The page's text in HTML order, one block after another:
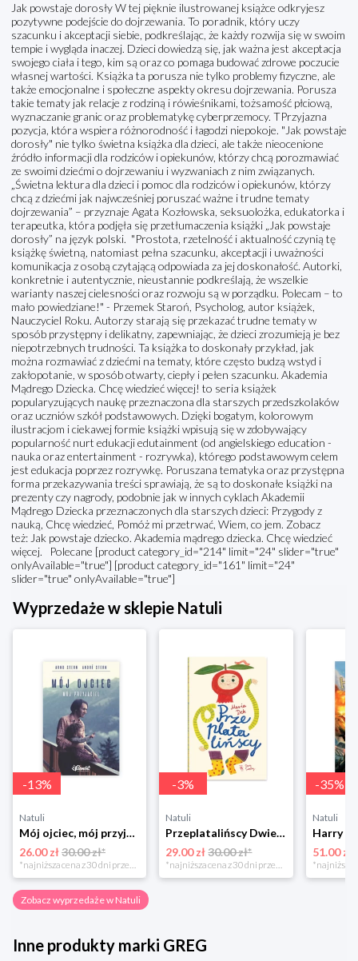
Jak powstaje dorosły W tej pięknie ilustrowanej książce odkryjesz
pozytywne podejście do dojrzewania. To poradnik, który uczy
szacunku i akceptacji siebie, podkreślając, że każdy rozwija się w swoim
tempie i wygląda inaczej. Dzieci dowiedzą się, jak ważna jest akceptacja
swojego ciała i tego, kim są oraz co pomaga budować zdrowe poczucie
własnej wartości. Książka ta porusza nie tylko problemy fizyczne, ale
także emocjonalne i społeczne aspekty okresu dojrzewania. Porusza
takie tematy jak relacje z rodziną i rówieśnikami, tożsamość płciową,
wyznaczanie granic oraz problematykę cyberprzemocy. TPrzyjazna
pozycja, która wspiera różnorodność i łagodzi niepokoje. "Jak powstaje
dorosły" nie tylko świetna książka dla dzieci, ale także nieocenione
źródło informacji dla rodziców i opiekunów, którzy chcą porozmawiać
ze swoimi dziećmi o dojrzewaniu i wyzwaniach z nim związanych.
„Świetna lektura dla dzieci i pomoc dla rodziców i opiekunów, którzy
chcą z dziećmi jak najwcześniej poruszać ważne i trudne tematy
dojrzewania” – przyznaje Agata Kozłowska, seksuolożka, edukatorka i
terapeutka, która podjęła się przetłumaczenia książki „Jak powstaje
dorosły” na język polski. "Prostota, rzetelność i aktualność czynią tę
książkę świetną, natomiast pełna szacunku, akceptacji i uważności
komunikacja z osobą czytającą odpowiada za jej doskonałość. Autorki,
konkretnie i autentycznie, nieustannie podkreślają, że wszelkie
warianty naszej cielesności oraz rozwoju są w porządku. Polecam – to
mało powiedziane!" - Przemek Staroń, Psycholog, autor książek,
Nauczyciel Roku. Autorzy starają się przekazać trudne tematy w
sposób przystępny i delikatny, zapewniając, że dzieci zrozumieją je bez
niepotrzebnych trudności. Ta książka to doskonały przykład, jak
można rozmawiać z dziećmi na tematy, które często budzą wstyd i
zakłopotanie, w sposób otwarty, ciepły i pełen szacunku. Akademia
Mądrego Dziecka. Chcę wiedzieć więcej! to seria książek
popularyzujących naukę przeznaczona dla starszych przedszkolaków
oraz uczniów szkół podstawowych. Dzięki bogatym, kolorowym
ilustracjom i ciekawej formie książki wpisują się w zdobywający
popularność nurt edukacji edutainment (od angielskiego education -
nauka oraz entertainment - rozrywka), którego podstawowym celem
jest edukacja poprzez rozrywkę. Poruszana tematyka oraz przystępna
forma przekazywania treści sprawiają, że są to doskonałe książki na
prezenty czy nagrody, podobnie jak w innych cyklach Akademii
Mądrego Dziecka przeznaczonych dla starszych dzieci: Przygody z
nauką, Chcę wiedzieć, Pomóż mi przetrwać, Wiem, co jem. Zobacz
też: Jak powstaje dziecko. Akademia mądrego dziecka. Chcę wiedzieć
więcej. Polecane [product category_id="214" limit="24" slider="true"
onlyAvailable="true"] [product category_id="161" limit="24"
slider="true" onlyAvailable="true"]
Wyprzedaże w sklepie Natuli
-13%
Natuli
Mój ojciec, mój przyjaciel Element
26.00 zł30.00 zł*
*najniższa cena z 30 dni przed obniżką
-3%
Natuli
Przeplatalińscy Dwie siostry
29.00 zł 30.00 zł*
*najniższa cena z 30 dni przed obniżką
-35%
Natuli
51.00 zł
Zobacz wyprzedaże w Natuli
Inne produkty marki GREG